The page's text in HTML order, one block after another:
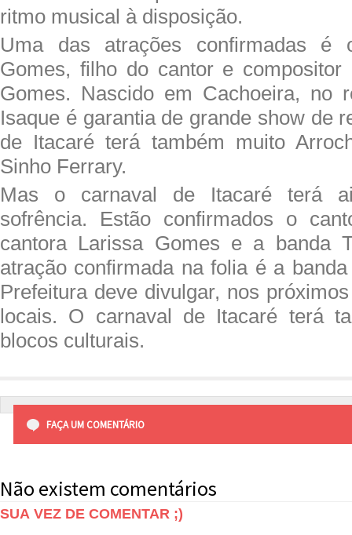
ritmo musical à disposição.
Uma das atrações confirmadas é
Gomes, filho do cantor e compositor
Gomes. Nascido em Cachoeira, no
Isaque é garantia de grande show de
de Itacaré terá também muito
Sinho Ferrary.
Mas o carnaval de Itacaré terá
sofrência. Estão confirmados o
cantora Larissa Gomes e a banda
atração confirmada na folia é a
Prefeitura deve divulgar, nos
locais. O carnaval de Itacaré terá
blocos culturais.
FAÇA UM COMENTÁRIO
Não existem comentários
SUA VEZ DE COMENTAR ;)